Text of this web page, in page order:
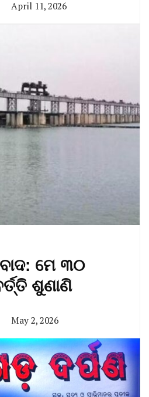
April 11, 2026
ମେ ୩୦
ଶୁଣାଣି
May 2, 2026